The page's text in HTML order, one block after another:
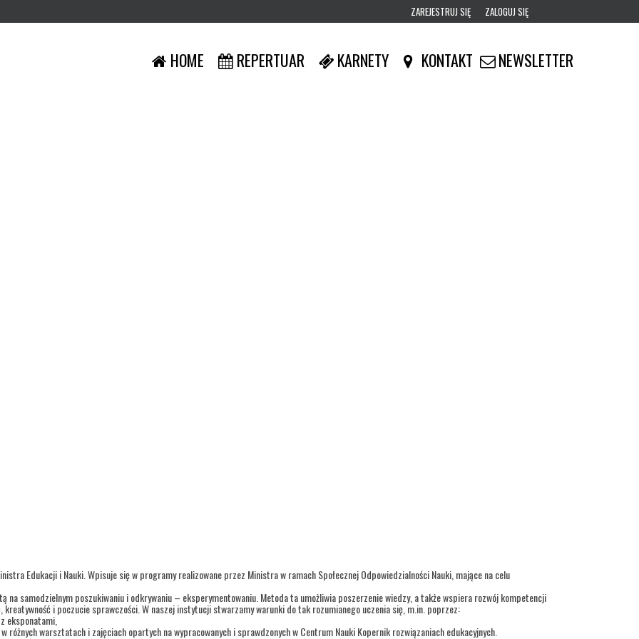
ZAREJESTRUJ SIĘ ZALOGUJ SIĘ
0,00
HOME REPERTUAR KARNETY KONTAKT NEWSLETTER
Edukacji i Nauki. Wpisuje się w programy realizowane przez Ministra w ramach Społecznej Odpowiedzialności Nauki, mające na celu
na samodzielnym poszukiwaniu i odkrywaniu – eksperymentowaniu. Metoda ta umożliwia poszerzenie wiedzy, a także wspiera rozwój kompetencji
kreatywność i poczucie sprawczości. W naszej instytucji stwarzamy warunki do tak rozumianego uczenia się, m.in. poprzez:
eksponatami,
warsztatach i zajęciach opartych na wypracowanych i sprawdzonych w Centrum Nauki Kopernik rozwiązaniach edukacyjnych.